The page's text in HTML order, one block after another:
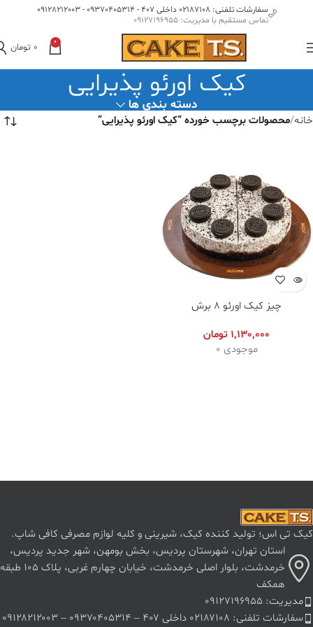
سفارشات تلفنی: 02187108 داخلی 407 - 09370405314 - 09128212003
تماس مستقیم با مدیریت: 09127196955
0
0 تومان
کیک اورئو پذیرایی
دسته بندی ها
خانه محصولات برچسب خورده “کیک اورئو پذیرایی”
چیز کیک اورئو ۸ برش
1,130,000 تومان
موجودی 0
کیک تی اس؛ تولید کننده کیک، شیرینی و کلیه لوازم مصرفی کافی شاپ.
استان تهران، شهرستان پردیس، بخش بومهن، شهر جدید پردیس،
خرمدشت، بلوار اصلی خرمدشت، خیابان چهارم غربی، پلاک ۱۰۵ طبقه
همکف
مدیریت: ۰۹۱۲۷۱۹۶۹۵۵
سفارشات تلفنی: ۰۲۱۸۷۱۰۸ داخلی ۴۰۷ – ۰۹۳۷۰۴۰۵۳۱۴ – ۰۹۱۲۸۲۱۲۰۰۳